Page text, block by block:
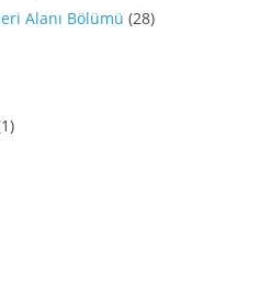
Alanı Bölümü (28)